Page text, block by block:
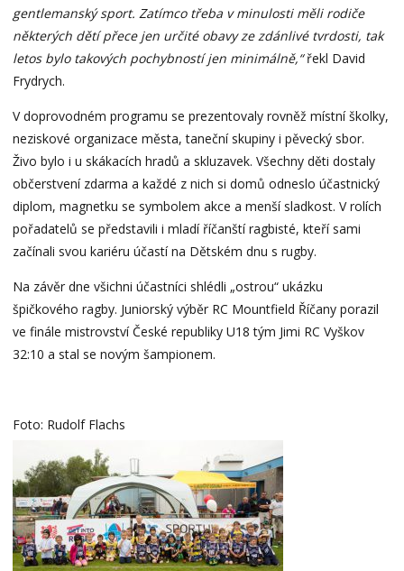
gentlemanský sport. Zatímco třeba v minulosti měli rodiče
některých dětí přece jen určité obavy ze zdánlivé tvrdosti, tak
letos bylo takových pochybností jen minimálně,“řekl David
Frydrych.
V doprovodném programu se prezentovaly rovněž místní školky,
neziskové organizace města, taneční skupiny i pěvecký sbor.
Živo bylo i u skákacích hradů a skluzavek. Všechny děti dostaly
občerstvení zdarma a každé z nich si domů odneslo účastnický
diplom, magnetku se symbolem akce a menší sladkost. V rolích
pořadatelů se představili i mladí říčanští ragbisté, kteří sami
začínali svou kariéru účastí na Dětském dnu s rugby.
Na závěr dne všichni účastníci shlédli „ostrou“ ukázku
špičkového ragby. Juniorský výběr RC Mountfield Říčany porazil
ve finále mistrovství České republiky U18 tým Jimi RC Vyškov
32:10 a stal se novým šampionem.
Foto: Rudolf Flachs